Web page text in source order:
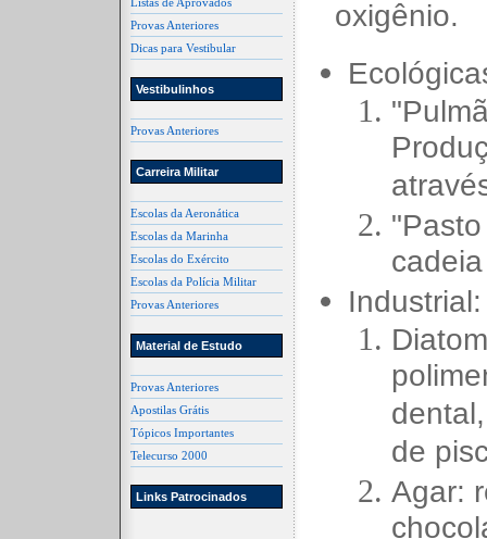
Provas Anteriores
Dicas para Vestibular
Vestibulinhos
Provas Anteriores
Carreira Militar
Escolas da Aeronática
Escolas da Marinha
Escolas do Exército
Escolas da Polícia Militar
Provas Anteriores
Material de Estudo
Provas Anteriores
Apostilas Grátis
Tópicos Importantes
Telecurso 2000
Links Patrocinados
oxigênio.
Industrial:
de
Agar: